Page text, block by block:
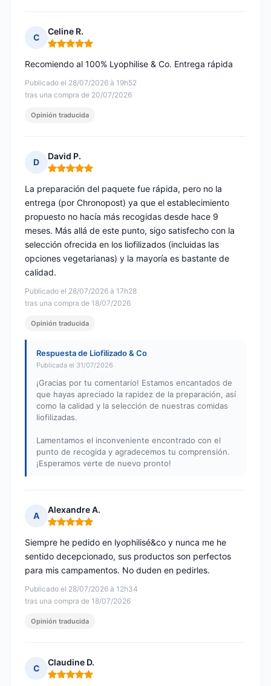
C
Celine R.
Nota: 5 de 5
Publicado el 28/07/2026 à 19h52
tras una compra de 20/07/2026
Recomiendo al 100% Lyophilise & Co. Entrega rápida
Opinión traducida
D
David P.
Nota: 5 de 5
Publicado el 28/07/2026 à 17h28
tras una compra de 18/07/2026
La preparación del paquete fue rápida, pero no la
entrega (por Chronopost) ya que el establecimiento
propuesto no hacía más recogidas desde hace 9
meses. Más allá de este punto, sigo satisfecho con la
selección ofrecida en los liofilizados (incluidas las
opciones vegetarianas) y la mayoría es bastante de
calidad.
Opinión traducida
Respuesta de Liofilizado & Co
Publicada el 31/07/2026
¡Gracias por tu comentario! Estamos encantados de
que hayas apreciado la rapidez de la preparación, así
como la calidad y la selección de nuestras comidas
liofilizadas.
Lamentamos el inconveniente encontrado con el
punto de recogida y agradecemos tu comprensión.
¡Esperamos verte de nuevo pronto!
A
Alexandre A.
Nota: 5 de 5
Publicado el 28/07/2026 à 12h34
tras una compra de 18/07/2026
Siempre he pedido en lyophilisé&co y nunca me he
sentido decepcionado, sus productos son perfectos
para mis campamentos. No duden en pedirles.
Opinión traducida
C
Claudine D.
Nota: 5 de 5